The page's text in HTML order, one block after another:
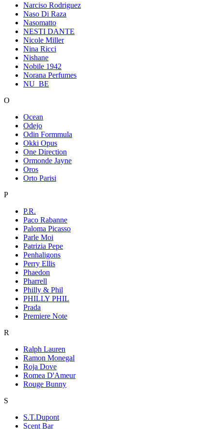
Narciso Rodriguez
Naso Di Raza
Nasomatto
NESTI DANTE
Nicole Miller
Nina Ricci
Nishane
Nobile 1942
Norana Perfumes
NU_BE
O
Ocean
Odejo
Odin Formmula
Okki Opus
One Direction
Ormonde Jayne
Oros
Orto Parisi
P
P.R.
Paco Rabanne
Paloma Picasso
Parle Moi
Patrizia Pepe
Penhaligons
Perry Ellis
Phaedon
Pharrell
Philly & Phil
PHILLY PHIL
Prada
Premiere Note
R
Ralph Lauren
Ramon Monegal
Roja Dove
Romea D'Ameur
Rouge Bunny
S
S.T.Dupont
Scent Bar